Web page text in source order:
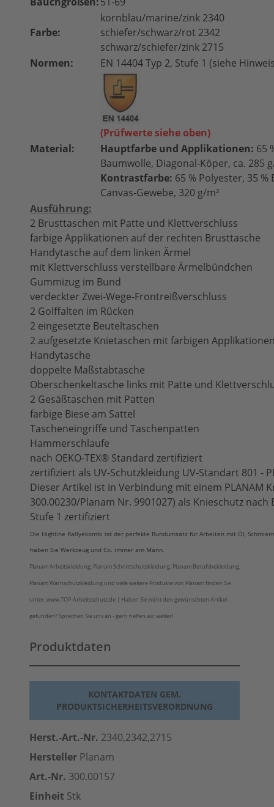
Farbe:
kornblau/marine/zink 2340
schiefer/schwarz/rot 2342
schwarz/schiefer/zink 2715
Normen:
EN 14404 Typ 2, Stufe 1 (siehe
(Prüfwerte siehe oben)
Material:
Hauptfarbe und Applikationen: 65
Baumwolle, Diagonal-Köper, ca. 285
Kontrastfarbe: 65 % Polyester, 35 %
Canvas-Gewebe, 320 g/m²
Ausführung:
2 Brusttaschen mit Patte und Klettverschluss
farbige Applikationen auf der rechten Brusttasche
Handytasche auf dem linken Ärmel
mit Klettverschluss verstellbare Ärmelbündchen
Gummizug im Bund
verdeckter Zwei-Wege-Frontreißverschluss
2 Golffalten im Rücken
2 eingesetzte Beuteltaschen
2 aufgesetzte Knietaschen mit farbigen
Handytasche
doppelte Maßstabtasche
Oberschenkeltasche links mit Patte und
2 Gesäßtaschen mit Patten
farbige Biese am Sattel
Tascheneingriffe und Taschenpatten
Hammerschlaufe
nach OEKO-TEX® Standard zertifiziert
zertifiziert als UV-Schutzkleidung UV-Standart 801 -
Dieser Artikel ist in Verbindung mit einem PLANAM
300.00230/Planam Nr. 9901027) als Knieschutz nach
Stufe 1 zertifiziert
Die Highline Rallyekombi ist der perfekte Rundumsatz für Arbeiten mit Öl,
haben Sie Werkzeug und Co. immer am Mann.
Planam Arbeitskleidung, Planam Schnittschutzkleidung, Planam Berufsbekleidung,
Planam Warnschutzkleidung und viele weitere Produkte von Planam finden Sie
unter: www.TOP-Arbeitsschutz.de | Haben Sie nicht den gewünschten Artikel
gefunden? Sprechen Sie uns an - gern helfen wir weiter!
Produktdaten
KONTAKTDATEN GEM.
PRODUKTSICHERHEITSVERORDNUNG
Herst.-Art.-Nr. 2340,2342,2715
Hersteller Planam
Art.-Nr. 300.00157
Einheit Stk